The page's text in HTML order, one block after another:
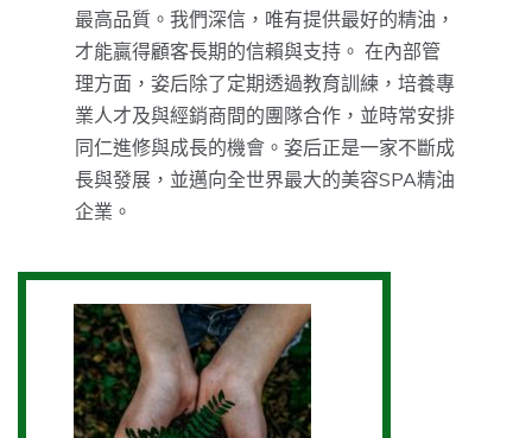
最高品質。我們深信，唯有提供最好的精油，
才能贏得顧客長期的信賴與支持。 在內部管
理方面，姿后除了定期透過教育訓練，培養專
業人才及與經銷商間的團隊合作，並時常安排
同仁進修與成長的機會。姿后正是一家不斷成
長與發展，並邁向全世界最大的美容SPA精油
企業。